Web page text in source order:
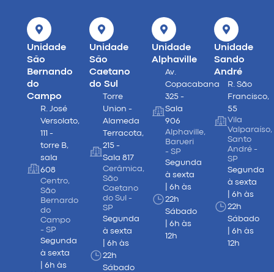
Unidade
São
Bernando
do
Campo
R. José
Versolato,
111 -
torre B,
sala
608
Centro,
São
Bernardo
do
Campo
- SP
Segunda
à sexta
| 6h às
Unidade
São
Caetano
do Sul
Torre
Union -
Alameda
Terracota,
215 -
Sala 817
Cerâmica,
São
Caetano
do Sul -
SP
Segunda
à sexta
| 6h às
22h
Sábado
Unidade
Alphaville
Av.
Copacabana
325 -
Sala
906
Alphaville,
Barueri
- SP
Segunda
à sexta
| 6h às
22h
Sábado
| 6h às
12h
Unidade
Sando
André
R. São
Francisco,
55
Vila
Valparaíso,
Santo
André -
SP
Segunda
à sexta
| 6h às
22h
Sábado
| 6h às
12h